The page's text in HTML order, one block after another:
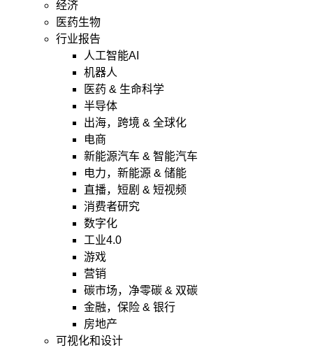
经济
医药生物
行业报告
人工智能AI
机器人
医药 & 生命科学
半导体
出海，跨境 & 全球化
电商
新能源汽车 & 智能汽车
电力，新能源 & 储能
直播，短剧 & 短视频
消费者研究
数字化
工业4.0
游戏
营销
碳市场，净零碳 & 双碳
金融，保险 & 银行
房地产
可视化和设计